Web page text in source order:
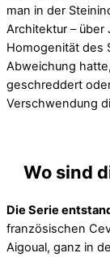
man in der
Architektur – über
Homogenität des
Abweichung
geschreddert
Verschwendung
Wo sind
Die Serie
französischen
Aigoual, ganz in